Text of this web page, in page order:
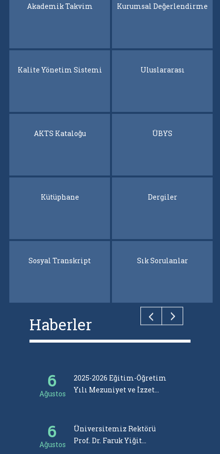
Akademik Takvim
Akademik Takvim Kurumsal Değerlendirme
Kurumsal Değerlendirme
Kalite Yönetim Sistemi
Kalite Yönetim Sistemi Uluslararası
Uluslararası
AKTS Kataloğu
AKTS Kataloğu ÜBYS
ÜBYS
Kütüphane
Kütüphane Dergiler
Dergiler
Sosyal Transkript
Sosyal Transkript Sık Sorulanlar
Sık Sorulanlar
Haberler
6
Ağustos
2025-2026 Eğitim-Öğretim
Yılı Mezuniyet ve İzzet
6
Ağustos
Üniversitemiz Rektörü
Prof. Dr. Faruk Yiğit